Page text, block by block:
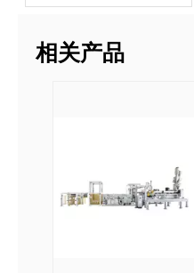
相关产品